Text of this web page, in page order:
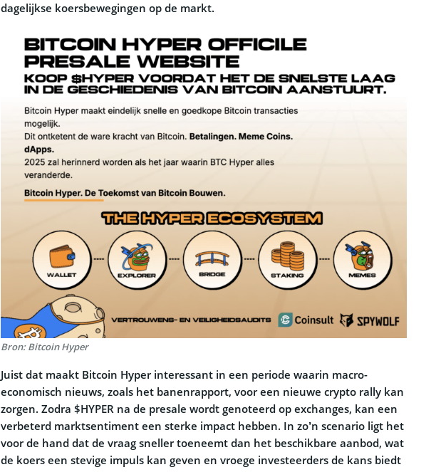
dagelijkse koersbewegingen op de markt.
Bron: Bitcoin Hyper
Juist dat maakt Bitcoin Hyper interessant in een periode waarin macro-
economisch nieuws, zoals het banenrapport, voor een nieuwe crypto rally kan
zorgen. Zodra $HYPER na de presale wordt genoteerd op exchanges, kan een
verbeterd marktsentiment een sterke impact hebben. In zo’n scenario ligt het
voor de hand dat de vraag sneller toeneemt dan het beschikbare aanbod, wat
de koers een stevige impuls kan geven en vroege investeerders de kans biedt